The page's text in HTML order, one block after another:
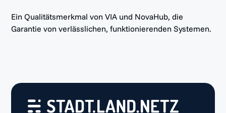
Ein Qualitätsmerkmal von VIA und NovaHub, die
Garantie von verlässlichen, funktionierenden Systemen.